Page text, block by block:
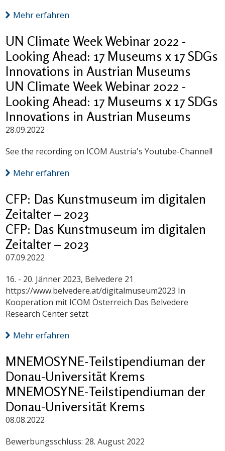
Mehr erfahren
UN Climate Week Webinar 2022 -
Looking Ahead: 17 Museums x 17 SDGs
Innovations in Austrian Museums
UN Climate Week Webinar 2022 -
Looking Ahead: 17 Museums x 17 SDGs
Innovations in Austrian Museums
28.09.2022
See the recording on ICOM Austria's Youtube-Channel!
Mehr erfahren
CFP: Das Kunstmuseum im digitalen
Zeitalter – 2023
CFP: Das Kunstmuseum im digitalen
Zeitalter – 2023
07.09.2022
16. - 20. Jänner 2023, Belvedere 21
https://www.belvedere.at/digitalmuseum2023 In
Kooperation mit ICOM Österreich Das Belvedere
Research Center setzt
Mehr erfahren
MNEMOSYNE-Teilstipendiuman der
Donau-Universität Krems
MNEMOSYNE-Teilstipendiuman der
Donau-Universität Krems
08.08.2022
Bewerbungsschluss: 28. August 2022